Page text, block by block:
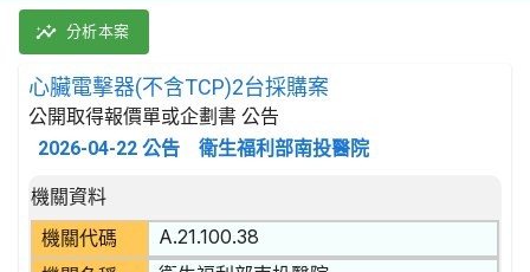
心臟電擊器(不含TCP)2台採購案 招標公告 | 案號：
採購類別：財物類 醫療,外科及矯形設備 | 招標方式：公開
分析本案
心臟電擊器(不含TCP)2台採購案
公開取得報價單或企劃書 公告
2026-04-22 公告 衛生福利部南投醫院
招標公告詳細內容
機關資料
機關代碼
A.21.100.38